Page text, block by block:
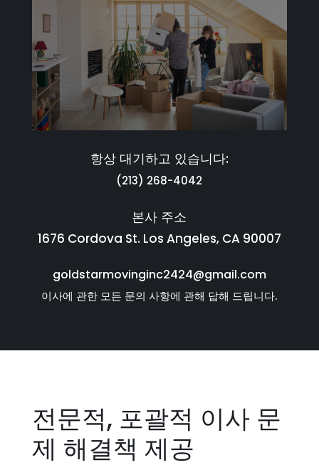
항상 대기하고 있습니다:
(213) 268-4042
본사 주소
1676 Cordova St. Los Angeles, CA 90007
goldstarmovinginc2424@gmail.com
이사에 관한 모든 문의 사항에 관해 답해 드립니다.
전문적, 포괄적 이사 문
제 해결책 제공